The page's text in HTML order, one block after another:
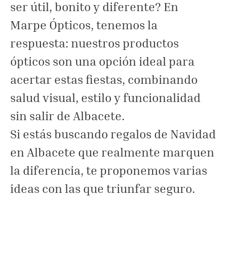
ser útil, bonito y diferente? En
Marpe Ópticos, tenemos la
respuesta: nuestros productos
ópticos son una opción ideal para
acertar estas fiestas, combinando
salud visual, estilo y funcionalidad
sin salir de Albacete.
Si estás buscando regalos de Navidad
en Albacete que realmente marquen
la diferencia, te proponemos varias
ideas con las que triunfar seguro.